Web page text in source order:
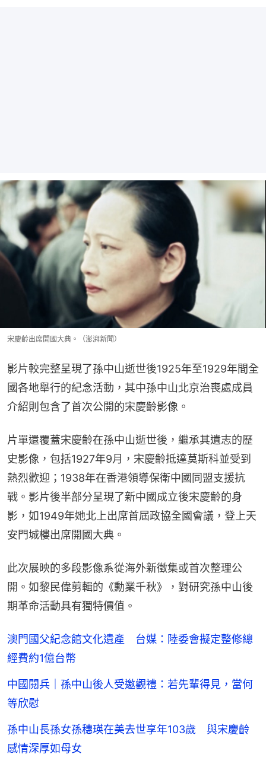
宋慶齡出席開國大典。（澎湃新聞）
影片較完整呈現了孫中山逝世後1925年至1929年間全
國各地舉行的紀念活動，其中孫中山北京治喪處成員
介紹則包含了首次公開的宋慶齡影像。
片單還覆蓋宋慶齡在孫中山逝世後，繼承其遺志的歷
史影像，包括1927年9月，宋慶齡抵達莫斯科並受到
熱烈歡迎；1938年在香港領導保衛中國同盟支援抗
戰。影片後半部分呈現了新中國成立後宋慶齡的身
影，如1949年她北上出席首屆政協全國會議，登上天
安門城樓出席開國大典。
此次展映的多段影像系從海外新徵集或首次整理公
開。如黎民偉剪輯的《勳業千秋》，對研究孫中山後
期革命活動具有獨特價值。
澳門國父紀念館文化遺產 台媒：陸委會擬定整修總
經費約1億台幣
中國閱兵｜孫中山後人受邀觀禮：若先輩得見，當何
等欣慰
孫中山長孫女孫穗瑛在美去世享年103歲 與宋慶齡
感情深厚如母女